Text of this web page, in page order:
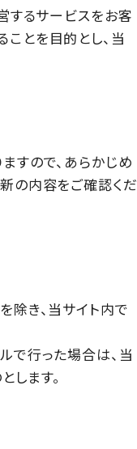
するサービスをお客
とを目的とし、当
すので、あらかじめ
の内容をご確認くだ
き、当サイト内で
行った場合は、当
します。